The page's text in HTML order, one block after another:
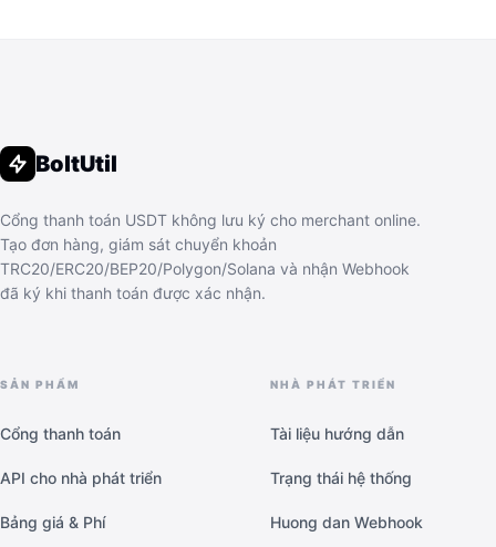
BoltUtil
Cổng thanh toán USDT không lưu ký cho merchant online.
Tạo đơn hàng, giám sát chuyển khoản
TRC20/ERC20/BEP20/Polygon/Solana và nhận Webhook
đã ký khi thanh toán được xác nhận.
SẢN PHẨM
Cổng thanh toán
API cho nhà phát triển
Bảng giá & Phí
NHÀ PHÁT TRIỂN
Tài liệu hướng dẫn
Trạng thái hệ thống
Huong dan Webhook